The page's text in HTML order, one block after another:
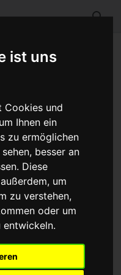
ist uns
Cookies und
Ihnen ein
zu ermöglichen
besser an
Diese
um
zu verstehen,
oder um
entwickeln.
Gruppe von
jeder Radfahrer
Fahrers
nicht für den ersten
mitzieht.
Renngeschehen die
dem Ziehen und
Fahrradfahrer, die
dauerhaft mit
fahren als es der